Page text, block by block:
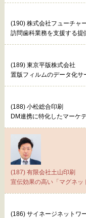
(190) 株式会社フューチャ
訪問歯科業務を支援する提
(189) 東京平版株式会社
置版フィルムのデータ化サ
(188) 小松総合印刷
DM連携に特化したマーケ
(187) 有限会社土山印刷
宣伝効果の高い「マグネ
(186) サイネージネットワ